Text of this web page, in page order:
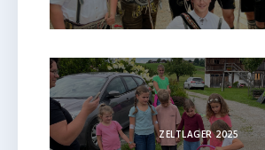
ZELTLAGER 2025